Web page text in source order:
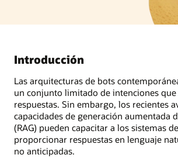
Introducción
Las arquitecturas de bots
un conjunto limitado de intenciones que
respuestas. Sin embargo, los recientes
capacidades de generación aumentada
(RAG) pueden capacitar a los sistemas
proporcionar respuestas en lenguaje
no anticipadas.